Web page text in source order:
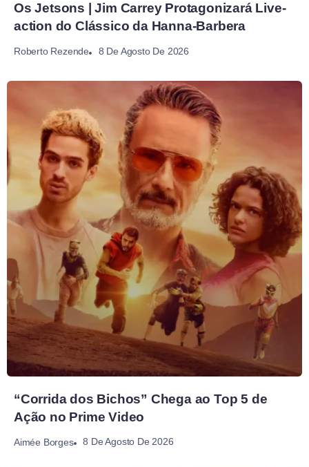
Os Jetsons | Jim Carrey Protagonizará Live-
action do Clássico da Hanna-Barbera
Roberto Rezende 8 De Agosto De 2026
“Corrida dos Bichos” Chega ao Top 5 de
Ação no Prime Video
Aimée Borges 8 De Agosto De 2026